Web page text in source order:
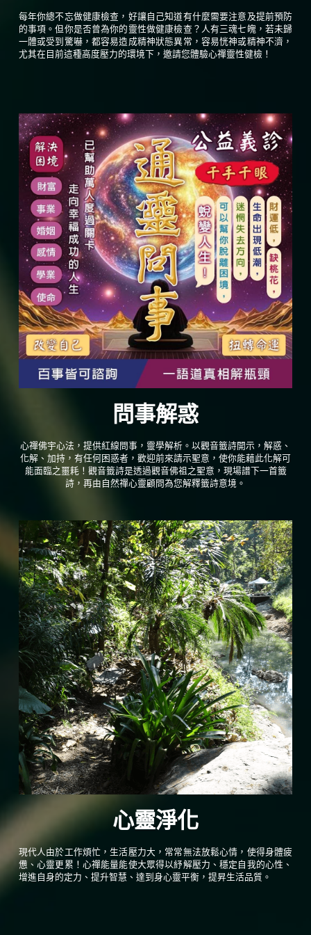
每年你總不忘做健康檢查，好讓自己知道有什麼需要注意及提前預防
的事項。但你是否曾為你的靈性做健康檢查？人有三魂七魄，若未歸
一體或受到驚嚇，都容易造成精神狀態異常，容易恍神或精神不濟，
尤其在目前這種高度壓力的環境下，邀請您體驗心禪靈性健檢！
問事解惑
心禪佛宇心法，提供紅線問事，靈學解析。以觀音籤詩開示，解惑、
化解、加持，有任何困惑者，歡迎前來請示聖意，使你能藉此化解可
能面臨之噩耗！觀音籤詩是透過觀音佛祖之聖意，現場譜下一首籤
詩，再由自然禪心靈顧問為您解釋籤詩意境。
心靈淨化
現代人由於工作煩忙，生活壓力大，常常無法放鬆心情，使得身體疲
憊、心靈更累！心禪能量能使大眾得以紓解壓力、穩定自我的心性、
增進自身的定力、提升智慧、達到身心靈平衡，提昇生活品質。